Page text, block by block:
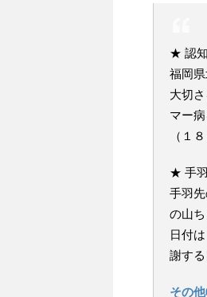
★ 認
福岡
大切
マー
（１
★ 手
手羽
の山
日付
謝する
その